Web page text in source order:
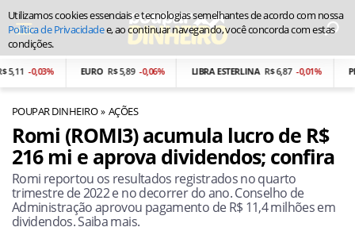
-0,03% R$ 5,89 -0,06% LIBRA ESTERLINA R$ 6,87 -0,01% PESO
POUPAR DINHEIRO AÇÕES
Romi (ROMI3) acumula lucro de R$
216 mi e aprova dividendos; confira
Romi reportou os resultados registrados no quarto
trimestre de 2022 e no decorrer do ano. Conselho de
Administração aprovou pagamento de R$ 11,4 milhões em
dividendos. Saiba mais.
Utilizamos cookies essenciais e tecnologias semelhantes de acordo com nossa
Política de Privacidadee, ao continuar navegando, você concorda com estas
condições.